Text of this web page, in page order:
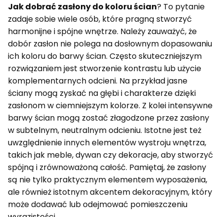
Jak dobrać zasłony do koloru ścian? To pytanie
zadaje sobie wiele osób, które pragną stworzyć
harmonijne i spójne wnętrze. Należy zauważyć, że
dobór zasłon nie polega na dosłownym dopasowaniu
ich koloru do barwy ścian. Często skuteczniejszym
rozwiązaniem jest stworzenie kontrastu lub użycie
komplementarnych odcieni. Na przykład jasne
ściany mogą zyskać na głębi i charakterze dzięki
zasłonom w ciemniejszym kolorze. Z kolei intensywne
barwy ścian mogą zostać złagodzone przez zasłony
w subtelnym, neutralnym odcieniu. Istotne jest też
uwzględnienie innych elementów wystroju wnętrza,
takich jak meble, dywan czy dekoracje, aby stworzyć
spójną i zrównoważoną całość. Pamiętaj, że zasłony
są nie tylko praktycznym elementem wyposażenia,
ale również istotnym akcentem dekoracyjnym, który
może dodawać lub odejmować pomieszczeniu